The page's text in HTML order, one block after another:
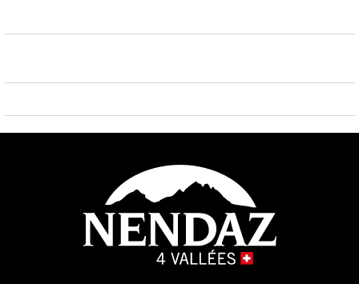
m2. Séjour avec balcon, télévision câblée équipée de
et cafetière.
Chambre 2 : 2x lits simples 90*200
Couettes en duvet, sélection d'oreillers en duvet
de canard, en mousse à mémoire de forme ou en
rembourrage synthétique disponibles
Salle de bain 1 : 1x douche et 1x toilette